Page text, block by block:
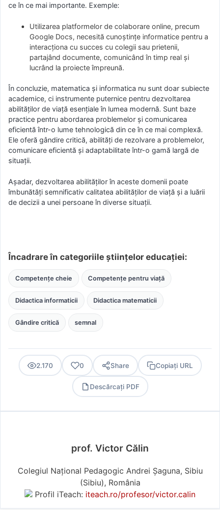
ce în ce mai importante. Exemple:
Utilizarea platformelor de colaborare online, precum
Google Docs, necesită cunoștințe informatice pentru a
interacționa cu succes cu colegii sau prietenii,
partajând documente, comunicând în timp real și
lucrând la proiecte împreună.
În concluzie, matematica și informatica nu sunt doar subiecte
academice, ci instrumente puternice pentru dezvoltarea
abilităților de viață esențiale în lumea modernă. Sunt baze
practice pentru abordarea problemelor și comunicarea
eficientă într-o lume tehnologică din ce în ce mai complexă.
Ele oferă gândire critică, abilități de rezolvare a problemelor,
comunicare eficientă și adaptabilitate într-o gamă largă de
situații.
Așadar, dezvoltarea abilităților în aceste domenii poate
îmbunătăți semnificativ calitatea abilităților de viață și a luării
de decizii a unei persoane în diverse situații.
Încadrare în categoriile științelor educației:
Competențe cheie Competențe pentru viață
Didactica informaticii Didactica matematicii
Gândire critică semnal
2.170 0 Share Copiați URL
Descărcați PDF
prof. Victor Călin
Colegiul Național Pedagogic Andrei Șaguna, Sibiu
(Sibiu), România
Profil iTeach: iteach.ro/profesor/victor.calin